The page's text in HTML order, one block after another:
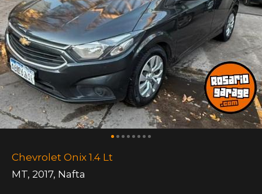
Chevrolet Onix 1.4 Lt
MT, 2017, Nafta